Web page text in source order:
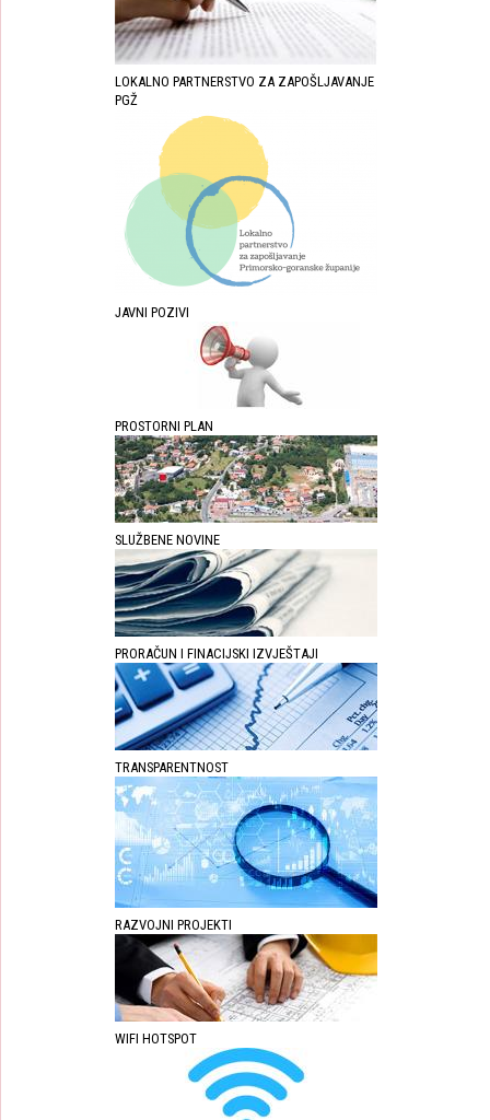
LOKALNO PARTNERSTVO ZA ZAPOŠLJAVANJE
PGŽ
JAVNI POZIVI
PROSTORNI PLAN
SLUŽBENE NOVINE
PRORAČUN I FINACIJSKI IZVJEŠTAJI
TRANSPARENTNOST
RAZVOJNI PROJEKTI
WIFI HOTSPOT